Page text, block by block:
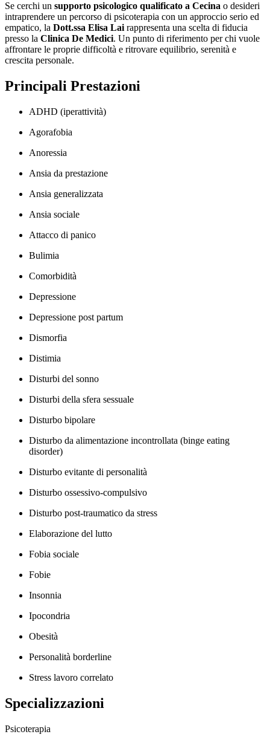
Se cerchi un supporto psicologico qualificato a Cecina o desideri
intraprendere un percorso di psicoterapia con un approccio serio ed
empatico, la Dott.ssa Elisa Lai rappresenta una scelta di fiducia
presso la Clinica De Medici. Un punto di riferimento per chi vuole
affrontare le proprie difficoltà e ritrovare equilibrio, serenità e
crescita personale.
Principali Prestazioni
ADHD (iperattività)
Agorafobia
Anoressia
Ansia da prestazione
Ansia generalizzata
Ansia sociale
Attacco di panico
Bulimia
Comorbidità
Depressione
Depressione post partum
Dismorfia
Distimia
Disturbi del sonno
Disturbi della sfera sessuale
Disturbo bipolare
Disturbo da alimentazione incontrollata (binge eating
disorder)
Disturbo evitante di personalità
Disturbo ossessivo-compulsivo
Disturbo post-traumatico da stress
Elaborazione del lutto
Fobia sociale
Fobie
Insonnia
Ipocondria
Obesità
Personalità borderline
Stress lavoro correlato
Specializzazioni
Psicoterapia